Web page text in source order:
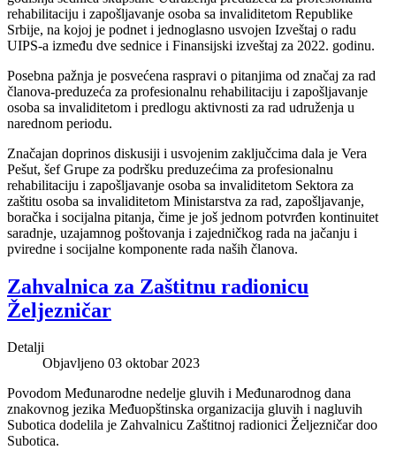
rehabilitaciju i zapošljavanje osoba sa invaliditetom Republike
Srbije, na kojoj je podnet i jednoglasno usvojen Izveštaj o radu
UIPS-a između dve sednice i Finansijski izveštaj za 2022. godinu.
Posebna pažnja je posvećena raspravi o pitanjima od značaj za rad
članova-preduzeća za profesionalnu rehabilitaciju i zapošljavanje
osoba sa invaliditetom i predlogu aktivnosti za rad udruženja u
narednom periodu.
Značajan doprinos diskusiji i usvojenim zaključcima dala je Vera
Pešut, šef Grupe za podršku preduzećima za profesionalnu
rehabilitaciju i zapošljavanje osoba sa invaliditetom Sektora za
zaštitu osoba sa invaliditetom Ministarstva za rad, zapošljavanje,
boračka i socijalna pitanja, čime je još jednom potvrđen kontinuitet
saradnje, uzajamnog poštovanja i zajedničkog rada na jačanju i
pviredne i socijalne komponente rada naših članova.
Zahvalnica za Zaštitnu radionicu
Željezničar
Detalji
Objavljeno 03 oktobar 2023
Povodom Međunarodne nedelje gluvih i Međunarodnog dana
znakovnog jezika Međuopštinska organizacija gluvih i nagluvih
Subotica dodelila je Zahvalnicu Zaštitnoj radionici Željezničar doo
Subotica.